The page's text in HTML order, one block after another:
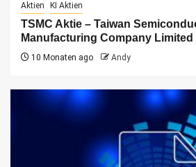
Aktien KI Aktien
TSMC Aktie – Taiwan
Manufacturing Company Limited
10 Monaten ago Andy